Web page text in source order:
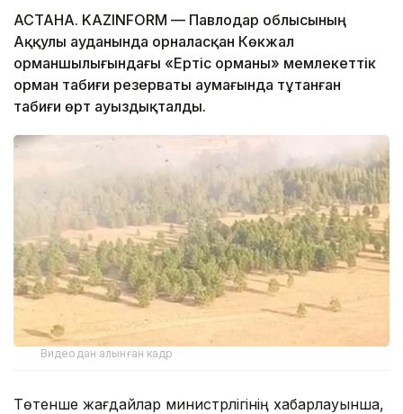
АСТАНА. KAZINFORM — Павлодар облысының
Аққулы ауданында орналасқан Көкжал
орманшылығындағы «Ертіс орманы» мемлекеттік
орман табиғи резерваты аумағында тұтанған
табиғи өрт ауыздықталды.
Видеодан алынған кадр
Төтенше жағдайлар министрлігінің хабарлауынша,